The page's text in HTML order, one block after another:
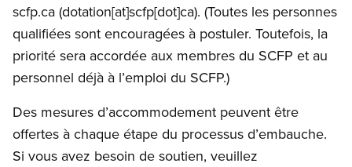
scfp.ca (dotation[at]scfp[dot]ca). (Toutes les personnes
qualifiées sont encouragées à postuler. Toutefois, la
priorité sera accordée aux membres du SCFP et au
personnel déjà à l’emploi du SCFP.)
Des mesures d’accommodement peuvent être
offertes à chaque étape du processus d’embauche.
Si vous avez besoin de soutien, veuillez